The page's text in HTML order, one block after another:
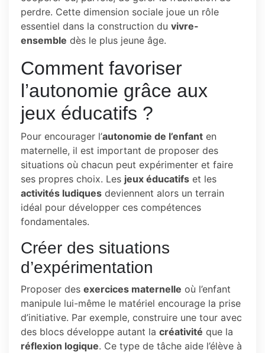
perdre. Cette dimension sociale joue un rôle
essentiel dans la construction du vivre-
ensemble dès le plus jeune âge.
Comment favoriser
l’autonomie grâce aux
jeux éducatifs ?
Pour encourager l’autonomie de l’enfant en
maternelle, il est important de proposer des
situations où chacun peut expérimenter et faire
ses propres choix. Les jeux éducatifs et les
activités ludiques deviennent alors un terrain
idéal pour développer ces compétences
fondamentales.
Créer des situations
d’expérimentation
Proposer des exercices maternelle où l’enfant
manipule lui-même le matériel encourage la prise
d’initiative. Par exemple, construire une tour avec
des blocs développe autant la créativité que la
réflexion logique. Ce type de tâche aide l’élève à